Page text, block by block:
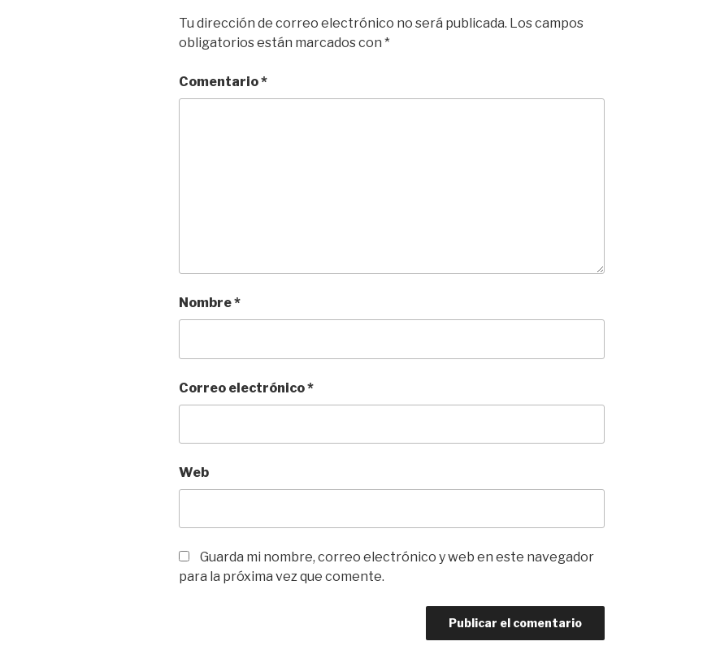
Tu dirección de correo electrónico no será publicada. Los campos
obligatorios están marcados con *
Comentario*
Nombre*
Correo electrónico*
Web
Guarda mi nombre, correo electrónico y web en este navegador
para la próxima vez que comente.